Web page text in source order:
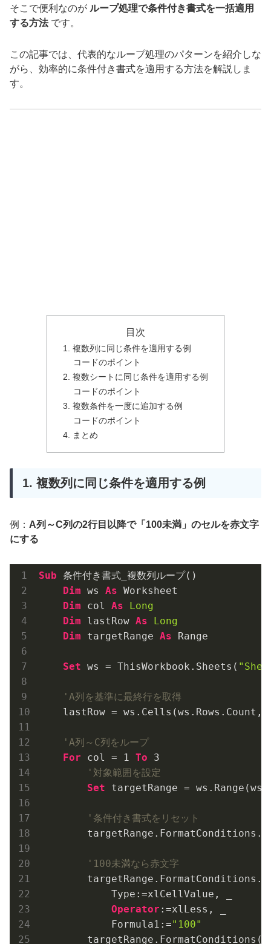
そこで便利なのが ループ処理で条件付き書式を一括適用
する方法です。
この記事では、代表的なループ処理のパターンを紹介しな
がら、効率的に条件付き書式を適用する方法を解説しま
す。
目次
1. 複数列に同じ条件を適用する例
コードのポイント
2. 複数シートに同じ条件を適用する例
コードのポイント
3. 複数条件を一度に追加する例
コードのポイント
4. まとめ
1. 複数列に同じ条件を適用する例
例： A列～C列の2行目以降で「100未満」のセルを赤文字
にする
Sub 条件付き書式_複数列ループ()
Dim ws As Worksheet
Dim col As
Long
Dim lastRow As
Long
Dim targetRange As Range
Set ws = ThisWorkbook.Sheets(
'A列を基準に最終行を取得
    lastRow = ws.Cells(ws.Rows.Count,
'A列～C列をループ
For col = 1 To
3
'対象範囲を設定
Set targetRange =
'条件付き書式をリセット
'100未満なら赤文字
            Type:=xlCellValue, _
Operator :=xlLess, _
            Formula1:=
"100"
        targetRange.FormatConditions(